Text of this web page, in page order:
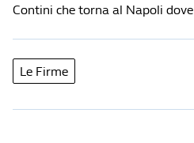
Contini che torna al Napoli
Le Firme